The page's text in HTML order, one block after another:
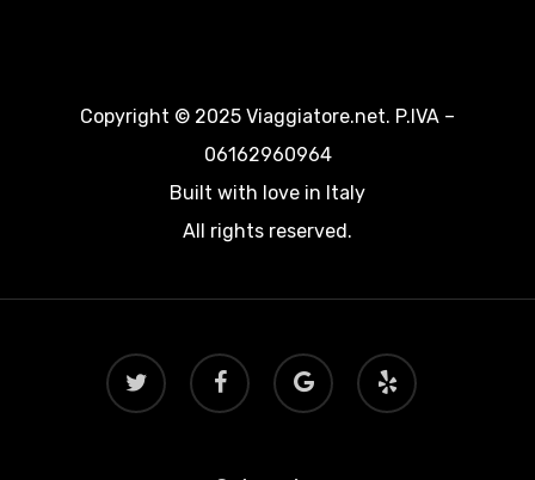
Copyright © 2025 Viaggiatore.net. P.IVA –
06162960964
Built with love in Italy
All rights reserved.
twitter facebook
google-
plus
yelp